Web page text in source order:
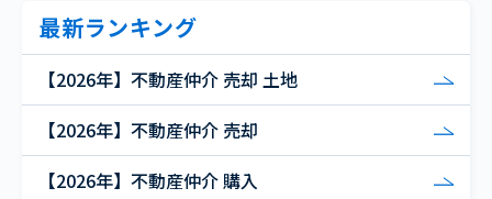
最新ランキング
【2026年】不動産仲介 売却 土地
【2026年】不動産仲介 売却
【2026年】不動産仲介 購入